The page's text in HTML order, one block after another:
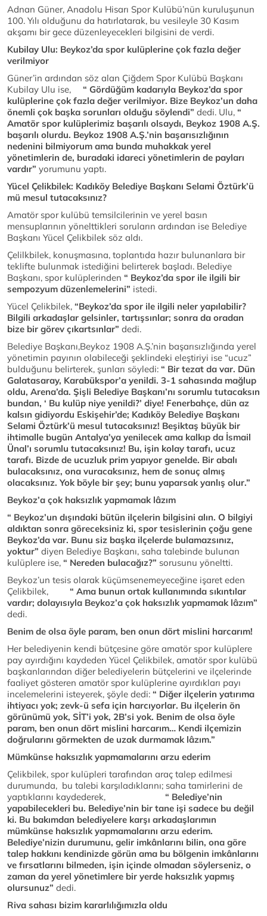
Adnan Güner, Anadolu Hisarı Spor Kulübü’nün kuruluşunun
100. Yılı olduğunu da hatırlatarak, bu vesileyle 30 Kasım
akşamı bir gece düzenleyecekleri bilgisini de verdi.
Kubilay Ulu: Beykoz’da spor kulüplerine çok fazla değer
verilmiyor
Güner’in ardından söz alan Çiğdem Spor Kulübü Başkanı
Kubilay Ulu ise, “ Gördüğüm kadarıyla Beykoz’da spor
kulüplerine çok fazla değer verilmiyor. Bize Beykoz’un daha
önemli çok başka sorunları olduğu söylendi” dedi. Ulu, “
Amatör spor kulüplerimiz başarılı olsaydı, Beykoz 1908 A.Ş.
başarılı olurdu. Beykoz 1908 A.Ş.’nin başarısızlığının
nedenini bilmiyorum ama bunda muhakkak yerel
yönetimlerin de, buradaki idareci yönetimlerin de payları
vardır” yorumunu yaptı.
Yücel Çelikbilek: Kadıköy Belediye Başkanı Selami Öztürk’ü
mü mesul tutacaksınız?
Amatör spor kulübü temsilcilerinin ve yerel basın
mensuplarının yönelttikleri soruların ardından ise Belediye
Başkanı Yücel Çelikbilek söz aldı.
Çelilkbilek, konuşmasına, toplantıda hazır bulunanlara bir
teklifte bulunmak istediğini belirterek başladı. Belediye
Başkanı, spor kulüplerinden “ Beykoz’da spor ile ilgili bir
sempozyum düzenlemelerini” istedi.
Yücel Çelikbilek, “Beykoz’da spor ile ilgili neler yapılabilir?
Bilgili arkadaşlar gelsinler, tartışsınlar; sonra da oradan
bize bir görev çıkartsınlar” dedi.
Belediye Başkanı,Beykoz 1908 A.Ş.’nin başarısızlığında yerel
yönetimin payının olabileceği şeklindeki eleştiriyi ise “ucuz”
bulduğunu belirterek, şunları söyledi: “ Bir tezat da var. Dün
Galatasaray, Karabükspor’a yenildi. 3-1 sahasında mağlup
oldu, Arena’da. Şişli Belediye Başkanı’nı sorumlu tutacaksın
bundan, ‘ Bu kulüp niye yenildi?’ diye! Fenerbahçe, dün az
kalsın gidiyordu Eskişehir’de; Kadıköy Belediye Başkanı
Selami Öztürk’ü mesul tutacaksınız! Beşiktaş büyük bir
ihtimalle bugün Antalya’ya yenilecek ama kalkıp da İsmail
Ünal’ı sorumlu tutacaksınız! Bu, işin kolay tarafı, ucuz
tarafı. Bizde de ucuzluk prim yapıyor genelde. Bir abalı
bulacaksınız, ona vuracaksınız, hem de sonuç almış
olacaksınız. Yok böyle bir şey; bunu yaparsak yanlış olur.”
Beykoz’a çok haksızlık yapmamak lâzım
“ Beykoz’un dışındaki bütün ilçelerin bilgisini alın. O bilgiyi
aldıktan sonra göreceksiniz ki, spor tesislerinin çoğu gene
Beykoz’da var. Bunu siz başka ilçelerde bulamazsınız,
yoktur” diyen Belediye Başkanı, saha talebinde bulunan
kulüplere ise, “ Nereden bulacağız?” sorusunu yöneltti.
Beykoz’un tesis olarak küçümsenemeyeceğine işaret eden
Çelikbilek, “ Ama bunun ortak kullanımında sıkıntılar
vardır; dolayısıyla Beykoz’a çok haksızlık yapmamak lâzım”
dedi.
Benim de olsa öyle param, ben onun dört mislini harcarım!
Her belediyenin kendi bütçesine göre amatör spor kulüplere
pay ayırdığını kaydeden Yücel Çelikbilek, amatör spor kulübü
başkanlarından diğer belediyelerin bütçelerini ve ilçelerinde
faaliyet gösteren amatör spor kulüplerine ayırdıkları payı
incelemelerini isteyerek, şöyle dedi: “ Diğer ilçelerin yatırıma
ihtiyacı yok; zevk-ü sefa için harcıyorlar. Bu ilçelerin ön
görünümü yok, SİT’i yok, 2B’si yok. Benim de olsa öyle
param, ben onun dört mislini harcarım… Kendi ilçemizin
doğrularını görmekten de uzak durmamak lâzım.”
Mümkünse haksızlık yapmamalarını arzu ederim
Çelikbilek, spor kulüpleri tarafından araç talep edilmesi
durumunda, bu talebi karşıladıklarını; saha tamirlerini de
yaptıklarını kaydederek, “ Belediye’nin
yapabilecekleri bu. Belediye’nin bir tane işi sadece bu değil
ki. Bu bakımdan belediyelere karşı arkadaşlarımın
mümkünse haksızlık yapmamalarını arzu ederim.
Belediye’nizin durumunu, gelir imkânlarını bilin, ona göre
talep hakkını kendinizde görün ama bu bölgenin imkânlarını
ve fırsatlarını bilmeden, işin içinde olmadan söylerseniz, o
zaman da yerel yönetimlere bir yerde haksızlık yapmış
olursunuz” dedi.
Riva sahası bizim kararlılığımızla oldu